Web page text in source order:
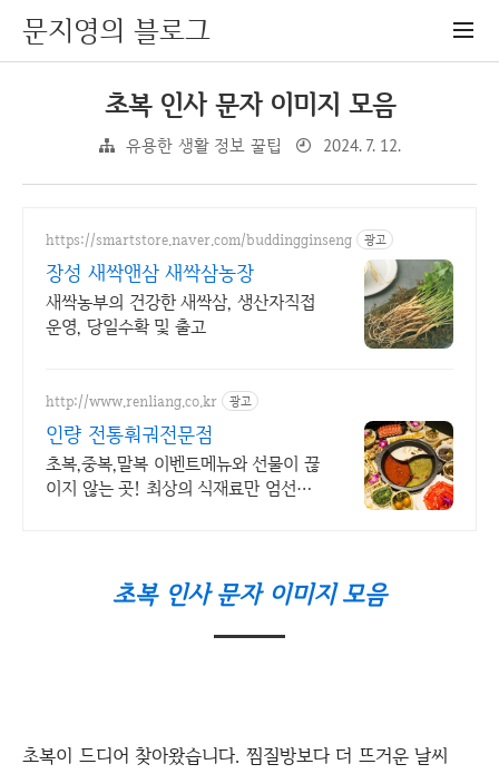
문지영의 블로그
초복 인사 문자 이미지 모음
유용한 생활 정보 꿀팁 2024. 7. 12.
https://smartstore.naver.com/buddingginseng 광고
장성 새싹앤삼 새싹삼농장
새싹농부의 건강한 새싹삼, 생산자직접
운영, 당일수확 및 출고
http://www.renliang.co.kr 광고
인량 전통훠궈전문점
초복,중복,말복 이벤트메뉴와 선물이 끊
이지 않는 곳! 최상의 식재료만 엄선합
초복 인사 문자 이미지 모음
초복이 드디어 찾아왔습니다. 찜질방보다 더 뜨거운 날씨